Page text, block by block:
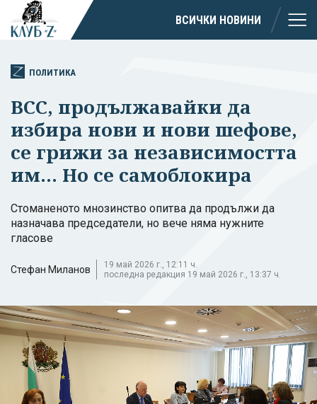
ВСИЧКИ НОВИНИ
ПОЛИТИКА
ВСС, продължавайки да
избира нови и нови шефове,
се грижи за независимостта
им... Но се самоблокира
Стоманеното мнозинство опитва да продължи да
назначава председатели, но вече няма нужните
гласове
Стефан Миланов
19 май 2026 г., 12:11 ч.
последна редакция 19 май 2026 г., 13:37 ч.